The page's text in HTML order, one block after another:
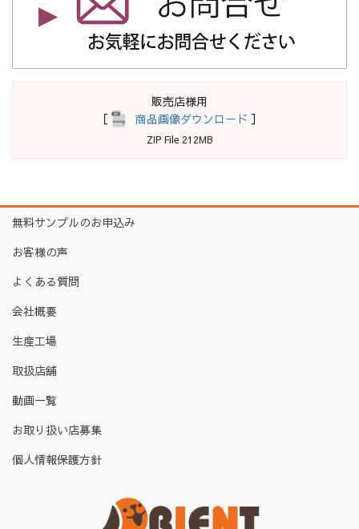
販売店様用
［
商品画像ダウンロード ］
ZIP File 212MB
無料サンプルのお申込み
お客様の声
よくある質問
会社概要
生産工場
取扱店舗
動画一覧
お取り扱い店募集
個人情報保護方針